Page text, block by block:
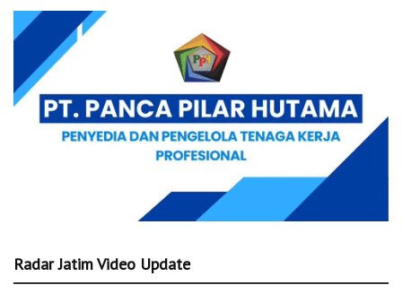
Radar Jatim Video Update